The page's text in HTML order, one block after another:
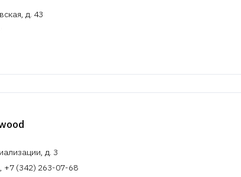
д. 43
д. 3
+7 (342) 263-07-68